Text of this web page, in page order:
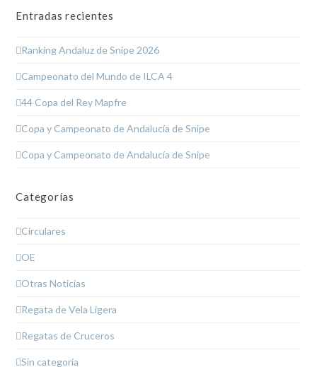
Entradas recientes
Ranking Andaluz de Snipe 2026
Campeonato del Mundo de ILCA 4
44 Copa del Rey Mapfre
Copa y Campeonato de Andalucía de Snipe
Copa y Campeonato de Andalucía de Snipe
Categorías
Circulares
OE
Otras Noticias
Regata de Vela Ligera
Regatas de Cruceros
Sin categoría